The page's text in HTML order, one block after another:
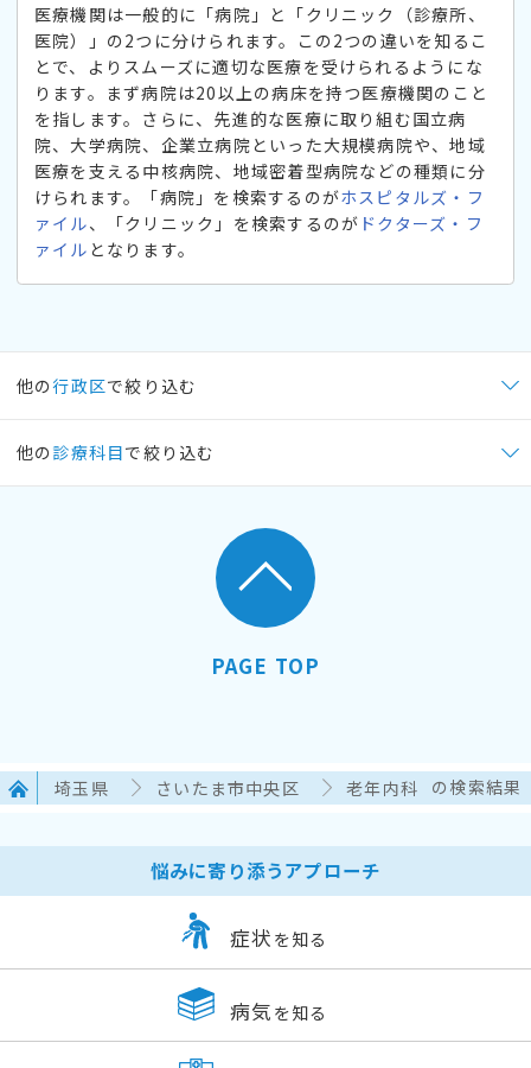
医療機関は一般的に「病院」と「クリニック（診療所、
医院）」の2つに分けられます。この2つの違いを知るこ
とで、よりスムーズに適切な医療を受けられるようにな
ります。まず病院は20以上の病床を持つ医療機関のこと
を指します。さらに、先進的な医療に取り組む国立病
院、大学病院、企業立病院といった大規模病院や、地域
医療を支える中核病院、地域密着型病院などの種類に分
けられます。「病院」を検索するのがホスピタルズ・フ
ァイル、「クリニック」を検索するのが ドクターズ・フ
ァイル となります。
他の行政区で絞り込む
他の 診療科目で絞り込む
PAGE TOP
埼玉県 さいたま市中央区 老年内科 の検索結果
悩みに寄り添うアプローチ
症状 を知る
病気 を知る